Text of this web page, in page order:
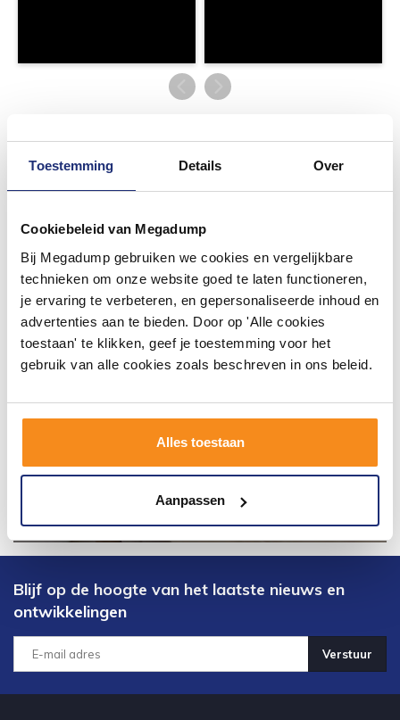
Toestemming Details Over
Cookiebeleid van Megadump
Bij Megadump gebruiken we cookies en vergelijkbare
technieken om onze website goed te laten functioneren,
je ervaring te verbeteren, en gepersonaliseerde inhoud en
advertenties aan te bieden. Door op 'Alle cookies
toestaan' te klikken, geef je toestemming voor het
gebruik van alle cookies zoals beschreven in ons beleid.
Alles toestaan
Aanpassen
Douchebakken zijn een belangrijk onderdeel van uw douche. Het is
naar wens is voor u. Uiteraard is het ook leuk als deze dan ook nog
U kunt de verschillende douchebakken online bekijken/bestellen,
maar ook willen wij u graag uitnodigen om bij ons in de showroom
een kijkje te komen nemen. Als u eventueel vragen heeft kunt u ook
daarmee bij ons terecht, en zullen wij u helpen met het uitzoeken
van een douchebak waar u nog jarenlang plezier van heeft!
Blijf op de hoogte van het laatste nieuws en
ontwikkelingen
Verstuur